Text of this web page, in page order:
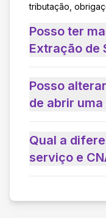
tributação,
Posso ter
Extração de
Posso
de abrir
Qual a
serviço e